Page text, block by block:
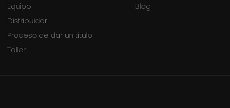
Equipo
Distribuidor
Proceso de dar un título
Taller
Blog